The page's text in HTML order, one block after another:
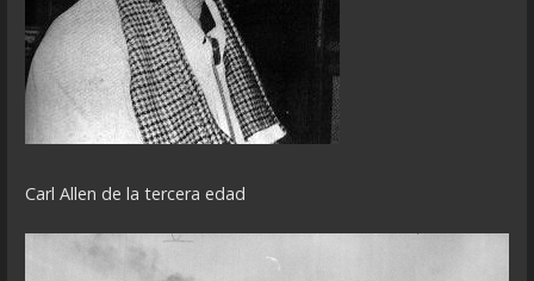
Carl Allen de la tercera edad